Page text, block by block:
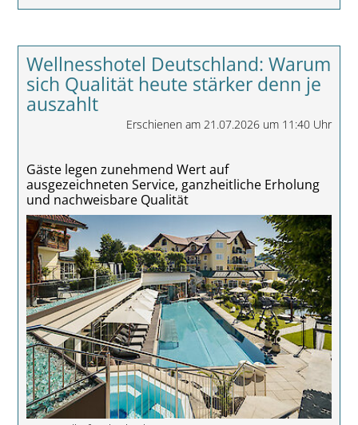
Wellnesshotel Deutschland: Warum
sich Qualität heute stärker denn je
auszahlt
Erschienen am 21.07.2026 um 11:40 Uhr
Gäste legen zunehmend Wert auf
ausgezeichneten Service, ganzheitliche Erholung
und nachweisbare Qualität